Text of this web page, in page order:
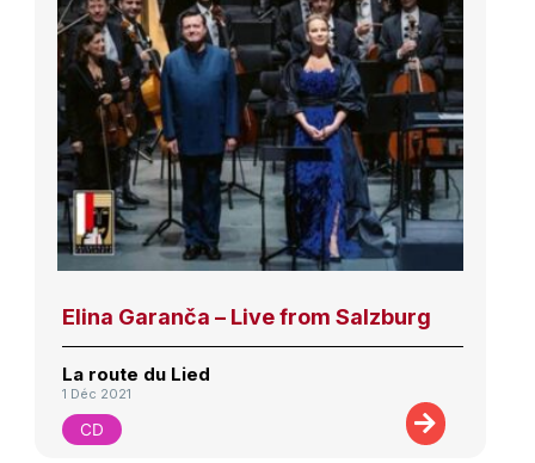
Elina Garanča – Live from Salzburg
La route du Lied
1 Déc 2021
CD